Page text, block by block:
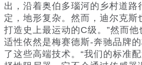
出，沿着奥伯多瑙河的乡村道路
定，地形复杂。然而，迪尔克斯
打造史上最运动的C级。”然而
适性依然是梅赛德斯-奔驰品牌
了这些高端技术。“我们的标准